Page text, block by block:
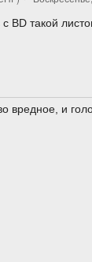
такой
вредное, и